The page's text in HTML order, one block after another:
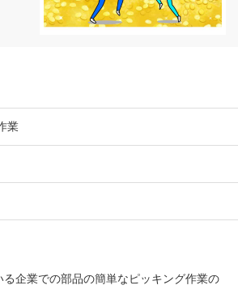
業
る企業での部品の簡単なピッキング作業の